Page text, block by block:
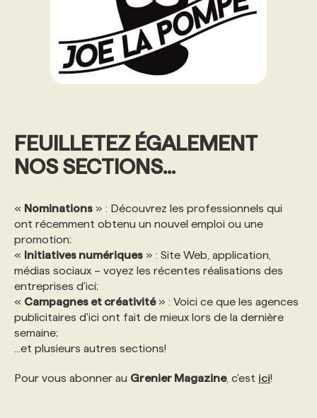
FEUILLETEZ ÉGALEMENT
NOS SECTIONS...
« Nominations » : Découvrez les professionnels qui
ont récemment obtenu un nouvel emploi ou une
promotion;
« Initiatives numériques » : Site Web, application,
médias sociaux – voyez les récentes réalisations des
entreprises d'ici;
« Campagnes et créativité» : Voici ce que les agences
publicitaires d'ici ont fait de mieux lors de la dernière
semaine;
...et plusieurs autres sections!
Pour vous abonner au Grenier Magazine, c'est ici!